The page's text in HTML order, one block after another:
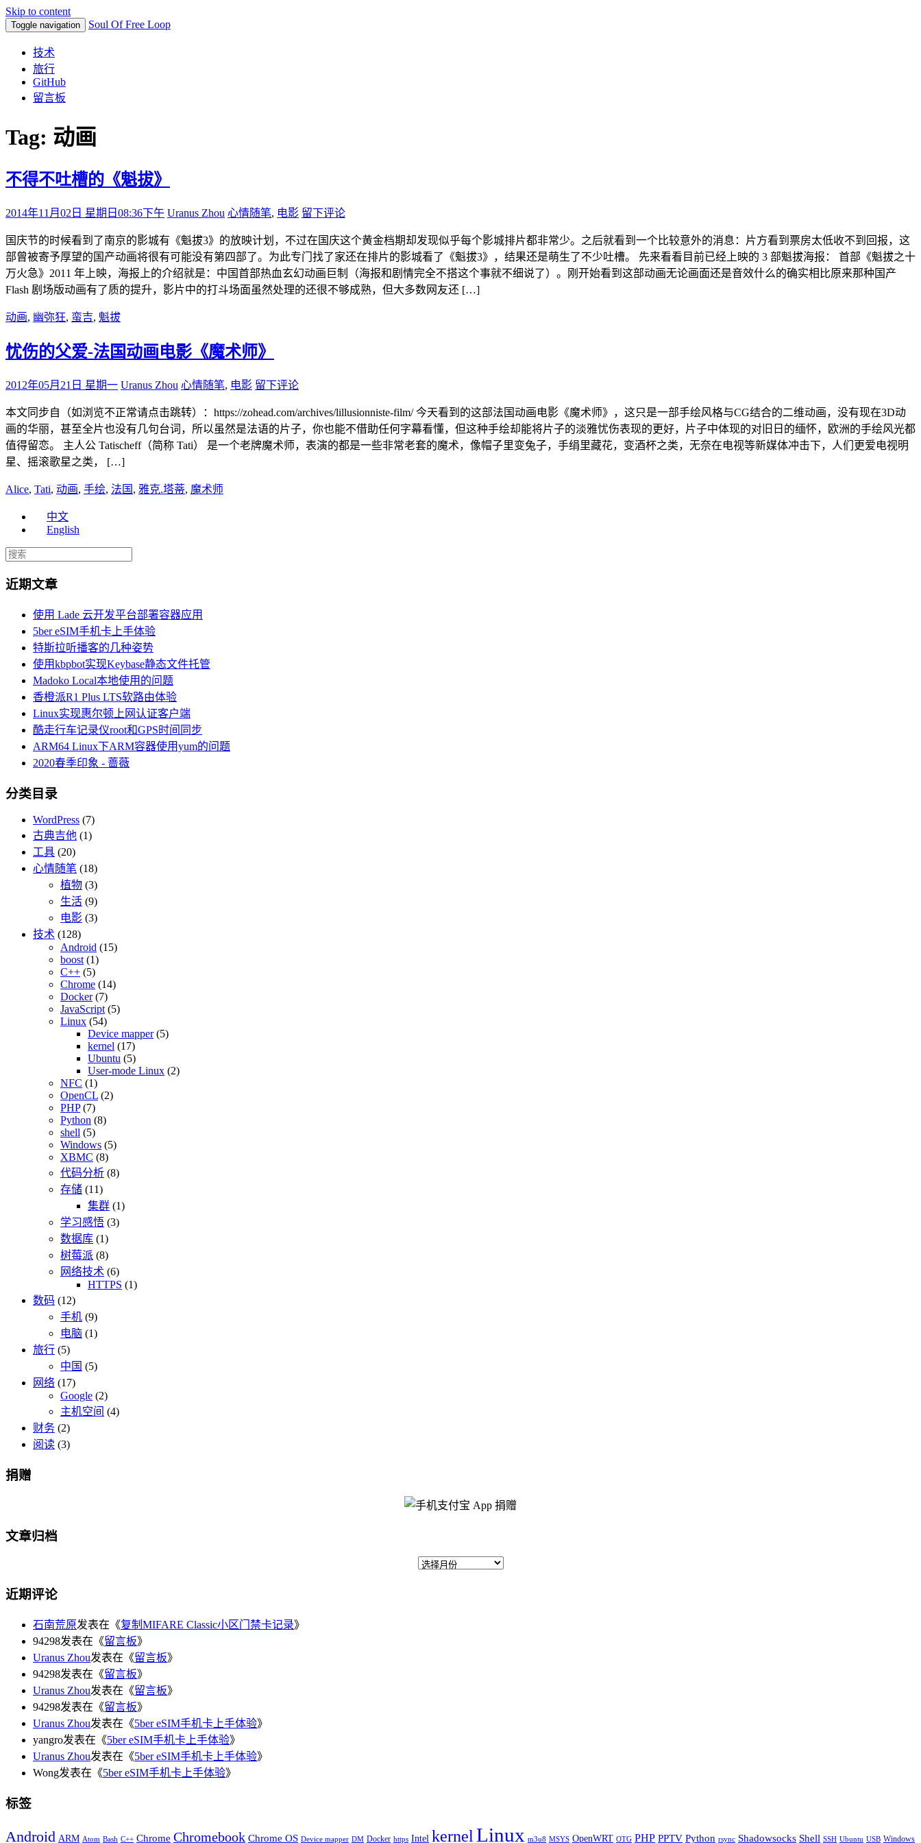
Skip to content
Toggle navigation Soul Of Free Loop
技术
旅行
GitHub
留言板
Tag: 动画
不得不吐槽的《魁拔》
2014年11月02日 星期日 08:36下午 Uranus Zhou 心情随笔, 电影 留下评论
国庆节的时候看到了南京的影城有《魁拔3》的放映计划，不过在国庆这个黄金档期却发现似乎每个影城排片都非常少。之后就看到一个比较意外的消息：片方看到票房太低收不到回报，这
部曾被寄予厚望的国产动画将很有可能没有第四部了。为此专门找了家还在排片的影城看了《魁拔3》，结果还是萌生了不少吐槽。 先来看看目前已经上映的 3 部魁拔海报： 首部《魁拔之十
万火急》2011 年上映，海报上的介绍就是：中国首部热血玄幻动画巨制（海报和剧情完全不搭这个事就不细说了）。刚开始看到这部动画无论画面还是音效什么的确实相比原来那种国产
Flash 剧场版动画有了质的提升，影片中的打斗场面虽然处理的还很不够成熟，但大多数网友还 […]
动画, 幽弥狂, 蛮吉, 魁拔
忧伤的父爱-法国动画电影《魔术师》
2012年05月21日 星期一 Uranus Zhou 心情随笔, 电影 留下评论
本文同步自（如浏览不正常请点击跳转）：https://zohead.com/archives/lillusionniste-film/ 今天看到的这部法国动画电影《魔术师》，这只是一部手绘风格与CG结合的二维动画，没有现在3D动
画的华丽，甚至全片也没有几句台词，所以虽然是法语的片子，你也能不借助任何字幕看懂，但这种手绘却能将片子的淡雅忧伤表现的更好，片子中体现的对旧日的缅怀，欧洲的手绘风光都
值得留恋。 主人公 Tatischeff（简称 Tati） 是一个老牌魔术师，表演的都是一些非常老套的魔术，像帽子里变兔子，手绢里藏花，变酒杯之类，无奈在电视等新媒体冲击下，人们更爱电视明
星、摇滚歌星之类， […]
Alice, Tati, 动画, 手绘, 法国 , 雅克.塔蒂, 魔术师
中文
English
近期文章
使用 Lade 云开发平台部署容器应用
5ber eSIM手机卡上手体验
特斯拉听播客的几种姿势
使用kbpbot实现Keybase静态文件托管
Madoko Local本地使用的问题
香橙派R1 Plus LTS软路由体验
Linux实现惠尔顿上网认证客户端
酷走行车记录仪root和GPS时间同步
ARM64 Linux下ARM容器使用yum的问题
2020春季印象 - 蔷薇
分类目录
WordPress (7)
古典吉他 (1)
工具 (20)
心情随笔 (18)
植物 (3)
生活 (9)
电影 (3)
技术 (128)
Android (15)
boost(1)
C++ (5)
Chrome (14)
Docker(7)
JavaScript(5)
Linux (54)
Device mapper(5)
kernel (17)
Ubuntu (5)
User-mode Linux (2)
NFC (1)
OpenCL (2)
PHP(7)
Python (8)
shell (5)
Windows (5)
XBMC (8)
代码分析 (8)
存储 (11)
集群 (1)
学习感悟 (3)
数据库 (1)
树莓派 (8)
网络技术 (6)
HTTPS (1)
数码 (12)
手机 (9)
电脑 (1)
旅行 (5)
中国 (5)
网络 (17)
Google (2)
主机空间 (4)
财务 (2)
阅读 (3)
捐赠
文章归档
近期评论
石南荒原发表在《复制MIFARE Classic小区门禁卡记录》
94298发表在《留言板》
Uranus Zhou发表在《留言板》
94298发表在《留言板》
Uranus Zhou发表在《留言板》
94298发表在《留言板》
Uranus Zhou发表在《5ber eSIM手机卡上手体验》
yangro发表在《5ber eSIM手机卡上手体验》
Uranus Zhou发表在《5ber eSIM手机卡上手体验》
Wong发表在《5ber eSIM手机卡上手体验》
标签
Android ARM Atom Bash C++ Chrome Chromebook Chrome OS Device mapper DM Docker https Intel kernelLinux m3u8 MSYS OpenWRT OTG PHP PPTV Python rsync Shadowsocks Shell SSH Ubuntu USB Windows